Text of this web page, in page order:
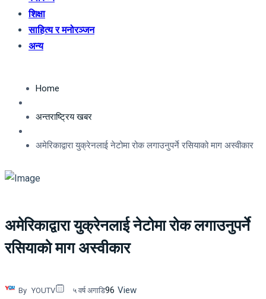
शिक्षा
साहित्य र मनोरञ्जन
अन्य
Home
अन्तराष्ट्रिय खबर
अमेरिकाद्वारा युक्रेनलाई नेटोमा रोक लगाउनुपर्ने रसियाको माग अस्वीकार
अमेरिकाद्वारा युक्रेनलाई नेटोमा रोक लगाउनुपर्ने
रसियाको माग अस्वीकार
By YOUTV ५ वर्ष अगाडि96 View